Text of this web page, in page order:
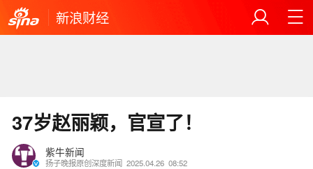
新浪财经
37岁赵丽颖，官宣了！
紫牛新闻
扬子晚报原创深度新闻 2025.04.26 08:52